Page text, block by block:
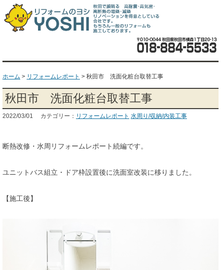
ホーム > リフォームレポート > 秋田市 洗面化粧台取替工事
秋田市 洗面化粧台取替工事
2022/03/01 カテゴリー： リフォームレポート 水周り/収納/内装工事
断熱改修・水周リフォームレポート続編です。
ユニットバス組立・ドア枠設置後に洗面室改装に移りました。
【施工後】